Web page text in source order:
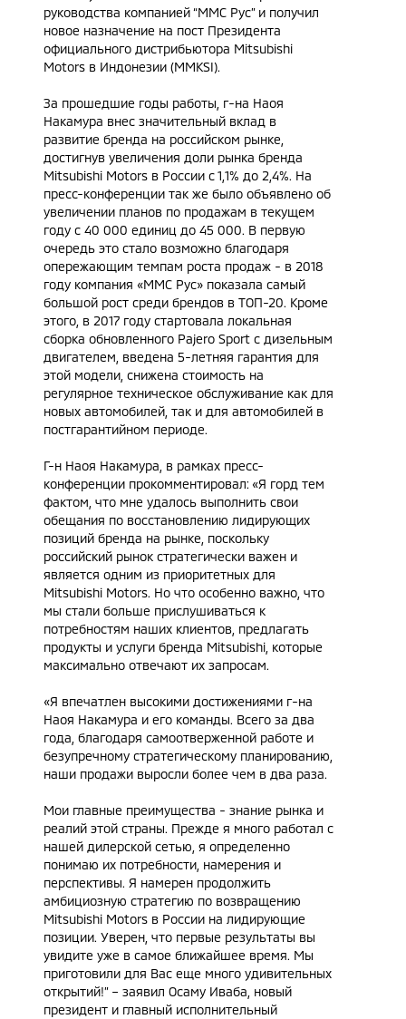
руководства компанией “ММС Рус” и получил
новое назначение на пост Президента
официального дистрибьютора Mitsubishi
Motors в Индонезии (MMKSI).
За прошедшие годы работы, г-на Наоя
Накамура внес значительный вклад в
развитие бренда на российском рынке,
достигнув увеличения доли рынка бренда
Mitsubishi Motors в России c 1,1% до 2,4%. На
пресс-конференции так же было объявлено об
увеличении планов по продажам в текущем
году с 40 000 единиц до 45 000. В первую
очередь это стало возможно благодаря
опережающим темпам роста продаж - в 2018
году компания «ММС Рус» показала самый
большой рост среди брендов в ТОП-20. Кроме
этого, в 2017 году стартовала локальная
сборка обновленного Pajero Sport с дизельным
двигателем, введена 5-летняя гарантия для
этой модели, снижена стоимость на
регулярное техническое обслуживание как для
новых автомобилей, так и для автомобилей в
постгарантийном периоде.
Г-н Наоя Накамура, в рамках пресс-
конференции прокомментировал: «Я горд тем
фактом, что мне удалось выполнить свои
обещания по восстановлению лидирующих
позиций бренда на рынке, поскольку
российский рынок стратегически важен и
является одним из приоритетных для
Mitsubishi Motors. Но что особенно важно, что
мы стали больше прислушиваться к
потребностям наших клиентов, предлагать
продукты и услуги бренда Mitsubishi, которые
максимально отвечают их запросам.
«Я впечатлен высокими достижениями г-на
Наоя Накамура и его команды. Всего за два
года, благодаря самоотверженной работе и
безупречному стратегическому планированию,
наши продажи выросли более чем в два раза.
Мои главные преимущества - знание рынка и
реалий этой страны. Прежде я много работал с
нашей дилерской сетью, я определенно
понимаю их потребности, намерения и
перспективы. Я намерен продолжить
амбициозную стратегию по возвращению
Mitsubishi Motors в России на лидирующие
позиции. Уверен, что первые результаты вы
увидите уже в самое ближайшее время. Мы
приготовили для Вас еще много удивительных
открытий!” – заявил Осаму Иваба, новый
президент и главный исполнительный